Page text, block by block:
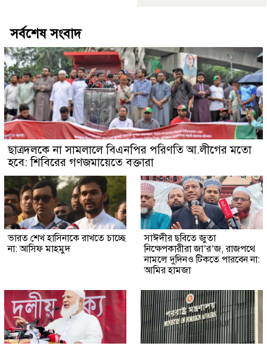
সর্বশেষ সংবাদ
ছাত্রদলকে না সামলালে বিএনপির পরিণতি আ.লীগের মতো
হবে: শিবিরের গণজমায়েতে বক্তারা
ভারত শেখ হাসিনাকে রাখতে চাচ্ছে
না: আসিফ মাহমুদ
সাঈদীর ছবিতে জুতা
নিক্ষেপকারীরা জা’র’জ, রাজপথে
নামলে দুদিনও টিকতে পারবেন না:
আমির হামজা